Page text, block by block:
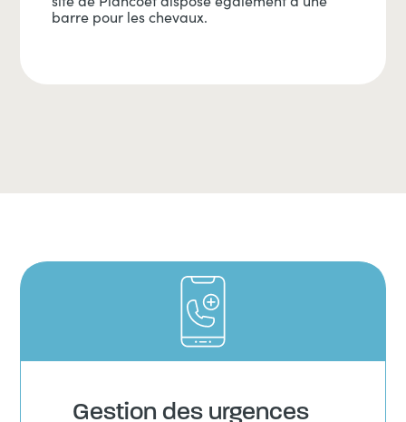
barre pour les chevaux.
Gestion des urgences